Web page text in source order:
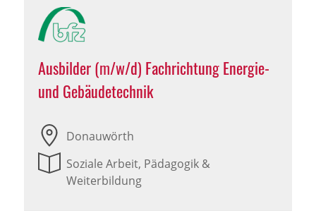
Ausbilder (m/w/d) Fachrichtung Energie-
und Gebäudetechnik
Donauwörth
Soziale Arbeit, Pädagogik &
Weiterbildung